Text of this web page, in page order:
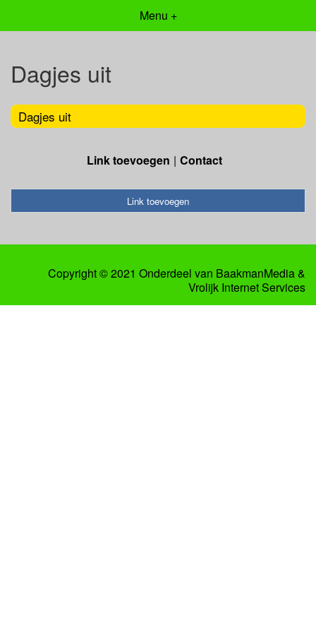
Menu +
Dagjes uit
Dagjes uit
Link toevoegen Contact
Link toevoegen
Copyright © 2021 Onderdeel van BaakmanMedia&
Vrolijk Internet Services